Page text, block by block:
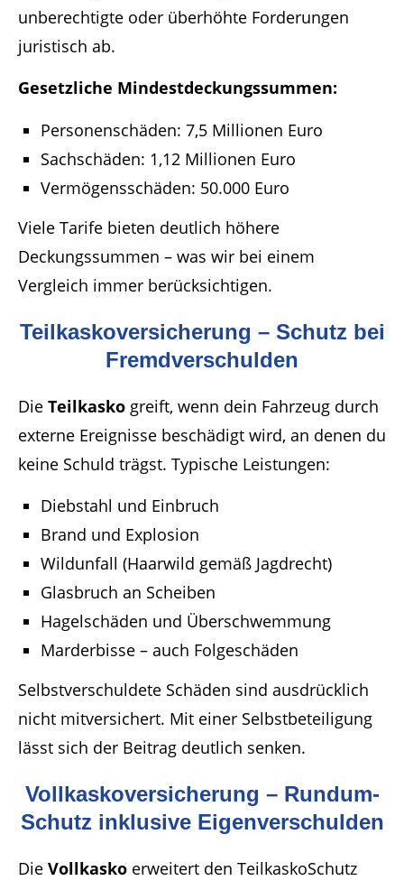
unberechtigte oder überhöhte Forderungen
juristisch ab.
Gesetzliche Mindestdeckungssummen:
Personenschäden: 7,5 Millionen Euro
Sachschäden: 1,12 Millionen Euro
Vermögensschäden: 50.000 Euro
Viele Tarife bieten deutlich höhere
Deckungssummen – was wir bei einem
Vergleich immer berücksichtigen.
Teilkaskoversicherung – Schutz bei
Fremdverschulden
Die Teilkasko greift, wenn dein Fahrzeug durch
externe Ereignisse beschädigt wird, an denen du
keine Schuld trägst. Typische Leistungen:
Diebstahl und Einbruch
Brand und Explosion
Wildunfall (Haarwild gemäß Jagdrecht)
Glasbruch an Scheiben
Hagelschäden und Überschwemmung
Marderbisse – auch Folgeschäden
Selbstverschuldete Schäden sind ausdrücklich
nicht mitversichert. Mit einer Selbstbeteiligung
lässt sich der Beitrag deutlich senken.
Vollkaskoversicherung – Rundum-
Schutz inklusive Eigenverschulden
Die Vollkasko erweitert den TeilkaskoSchutz